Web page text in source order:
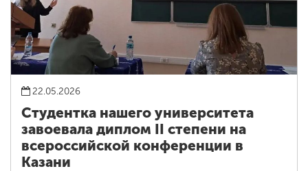
22.05.2026
Студентка нашего университета
завоевала диплом II степени на
всероссийской конференции в
Казани